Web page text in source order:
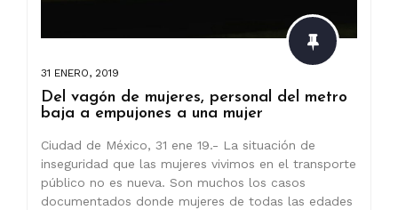
31 ENERO, 2019
Del vagón de mujeres, personal del metro
baja a empujones a una mujer
Ciudad de México, 31 ene 19.- La situación de
inseguridad que las mujeres vivimos en el transporte
público no es nueva. Son muchos los casos
documentados donde mujeres de todas las edades